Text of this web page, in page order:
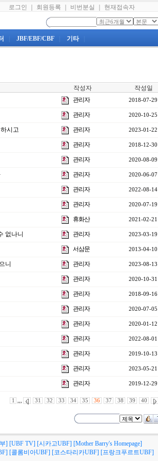
로그인 회원등록 비번분실 현재접속자
JBF/EBF/CBF 기타
작성자 작성일
관리자 2018-07-29
관리자 2020-10-25
시고 관리자 2023-01-22
관리자 2018-12-30
관리자 2020-08-09
관리자 2020-06-07
관리자 2022-08-14
관리자 2020-07-19
휴화산 2021-02-21
없나니 관리자 2023-03-19
서삼문 2013-04-10
니 관리자 2023-08-13
관리자 2020-10-31
관리자 2018-09-16
관리자 2020-07-05
관리자 2020-01-12
관리자 2022-08-01
관리자 2019-10-13
관리자 2023-05-21
관리자 2019-12-29
1 ,,, 31 32 33 34 35 36 37 38 39 40
] [UBF TV] [시카고UBF] [Mother Barry's Homepage]
[콜롬비아UBF] [코스타리카UBF] [프랑크푸르트UBF]